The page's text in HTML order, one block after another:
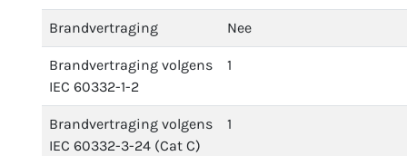
Brandvertraging Nee
Brandvertraging volgens
IEC 60332-1-2
1
Brandvertraging volgens
IEC 60332-3-24 (Cat C)
1